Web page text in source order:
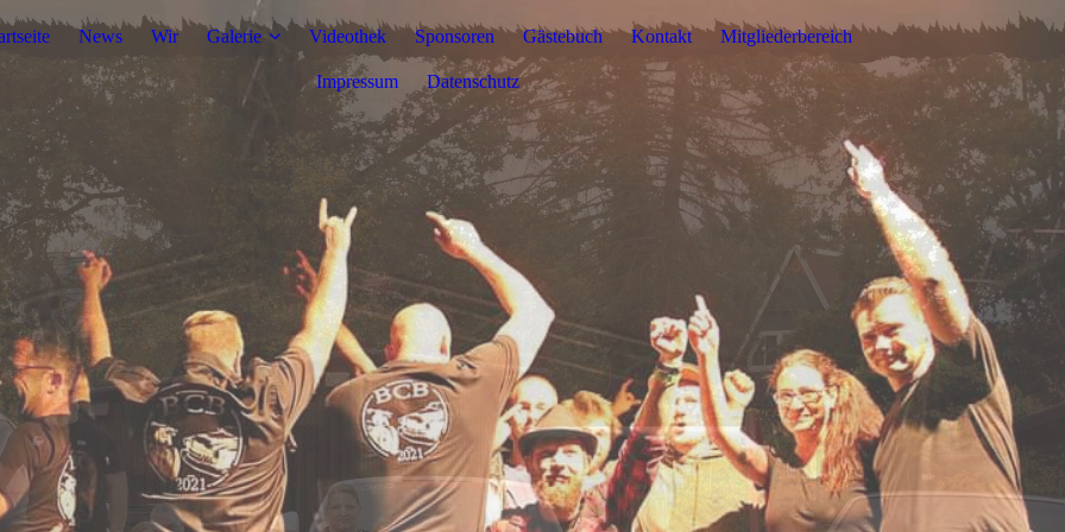
News Wir Galerie Videothek Sponsoren Gästebuch Kontakt Mitgliederbereich
Impressum Datenschutz